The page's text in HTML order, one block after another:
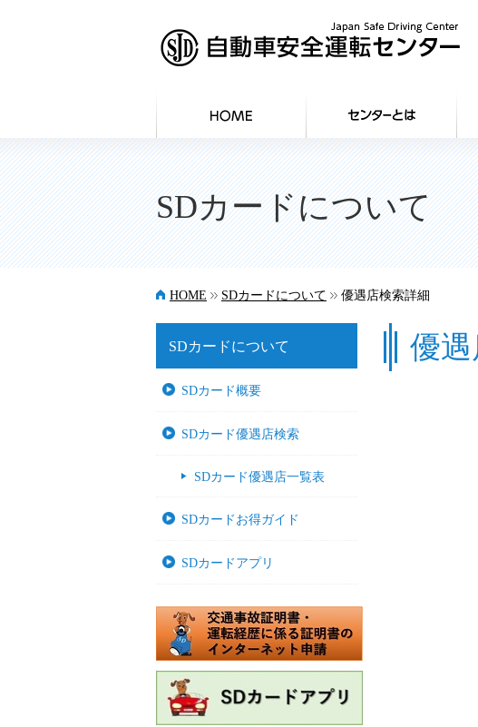
SDカードについて
HOME >> SDカードについて >> 優遇店検索詳細
優
SDカードについて
SDカード概要
SDカード優遇店検索
SDカード優遇店一覧表
SDカードお得ガイド
SDカードアプリ